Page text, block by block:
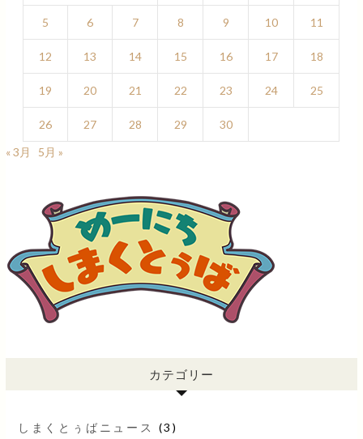
5 6 7 8 9 10 11
12 13 14 15 16 17 18
19 20 21 22 23 24 25
26 27 28 29
30
« 3月
5月 »
カテゴリー
しまくとぅばニュース (3)